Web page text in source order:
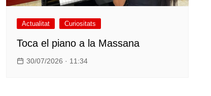
Actualitat Curiositats
Toca el piano a la Massana
30/07/2026 · 11:34